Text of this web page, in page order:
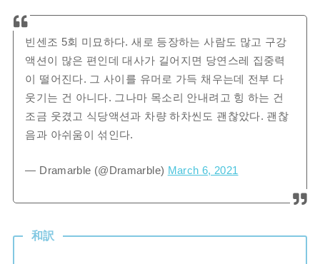
빈센조 5회 미묘하다. 새로 등장하는 사람도 많고 구강
액션이 많은 편인데 대사가 길어지면 당연스레 집중력
이 떨어진다. 그 사이를 유머로 가득 채우는데 전부 다
웃기는 건 아니다. 그나마 목소리 안내려고 힝 하는 건
조금 웃겼고 식당액션과 차량 하차씬도 괜찮았다. 괜찮
음과 아쉬움이 섞인다.
— Dramarble (@Dramarble) March 6, 2021
和訳